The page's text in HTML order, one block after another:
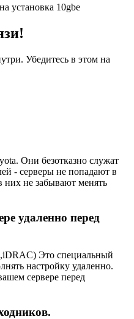
установка 10gbe
Убедитесь в этом на
Они безотказно служат
- серверы не попадают в
них не забывают менять
удаленно перед
Это специальный
настройку удаленно.
сервере перед